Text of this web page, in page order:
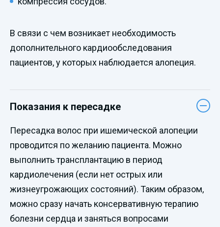
В связи с чем возникает необходимость
дополнительного кардиообследования
пациентов, у которых наблюдается алопеция.
Показания к пересадке
Пересадка волос при ишемической алопеции
проводится по желанию пациента. Можно
выполнить трансплантацию в период
кардиолечения (если нет острых или
жизнеугрожающих состояний). Таким образом,
можно сразу начать консервативную терапию
болезни сердца и заняться вопросами